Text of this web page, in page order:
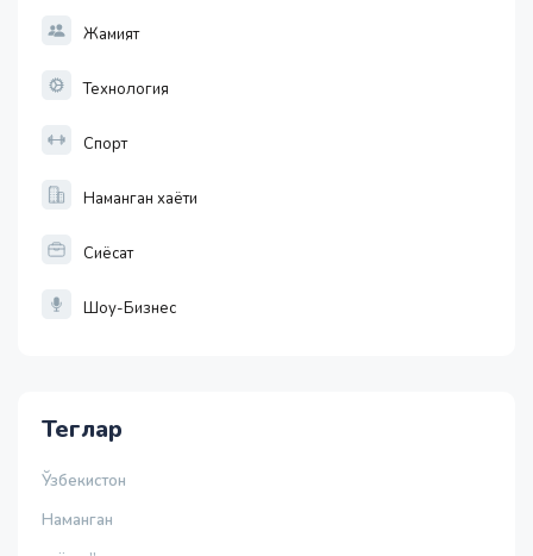
Жамият
Технология
Спорт
Наманган хаёти
Сиёсат
Шоу-Бизнес
Теглар
Ўзбекистон
Наманган